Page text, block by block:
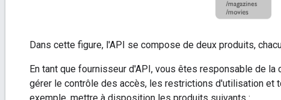
Dans cette figure, l'API se compose de deux produits,
En tant que fournisseur d'API, vous êtes responsable de
gérer le contrôle des accès, les restrictions d'utilisation et